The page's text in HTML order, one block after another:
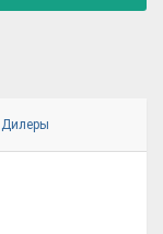
Дилеры